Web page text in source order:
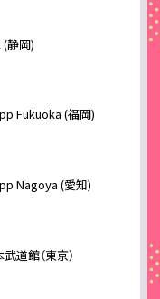
静岡)
Fukuoka (福岡)
Nagoya (愛知)
道館（東京）